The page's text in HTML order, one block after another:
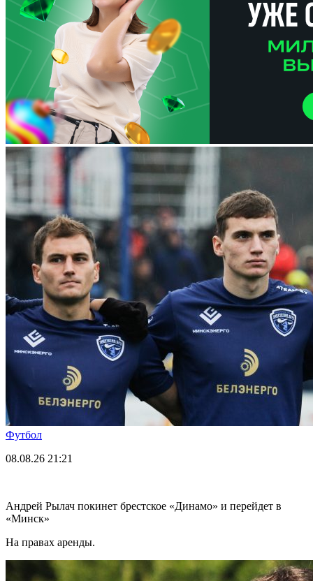
Футбол
08.08.26 21:21
Андрей Рылач покинет брестское «Динамо» и перейдет в
«Минск»
На правах аренды.